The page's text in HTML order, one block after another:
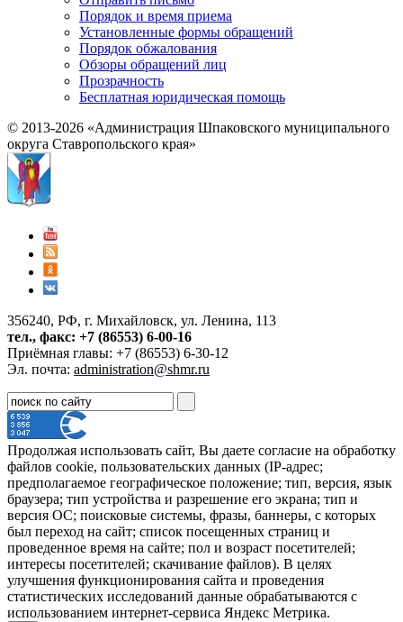
Порядок и время приема
Установленные формы обращений
Порядок обжалования
Обзоры обращений лиц
Прозрачность
Бесплатная юридическая помощь
© 2013-2026 «Администрация Шпаковского муниципального
округа Ставропольского края»
356240, РФ, г. Михайловск, ул. Ленина, 113
тел., факс: +7 (86553) 6-00-16
Приёмная главы: +7 (86553) 6-30-12
Эл. почта: administration@shmr.ru
Продолжая использовать сайт, Вы даете согласие на обработку
файлов cookie, пользовательских данных (IP-адрес;
предполагаемое географическое положение; тип, версия, язык
браузера; тип устройства и разрешение его экрана; тип и
версия ОС; поисковые системы, фразы, баннеры, с которых
был переход на сайт; список посещенных страниц и
проведенное время на сайте; пол и возраст посетителей;
интересы посетителей; скачивание файлов). В целях
улучшения функционирования сайта и проведения
статистических исследований данные обрабатываются с
использованием интернет-сервиса Яндекс Метрика.